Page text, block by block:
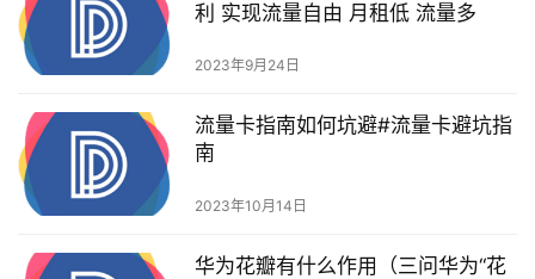
利 实现流量自由 月租低 流量多
2023年9月24日
流量卡指南如何坑避#流量卡避坑指
南
2023年10月14日
华为花瓣有什么作用（三问华为“花